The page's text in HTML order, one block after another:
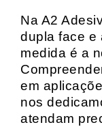
Na A2
dupla face e
medida é a
em
nos
atendam